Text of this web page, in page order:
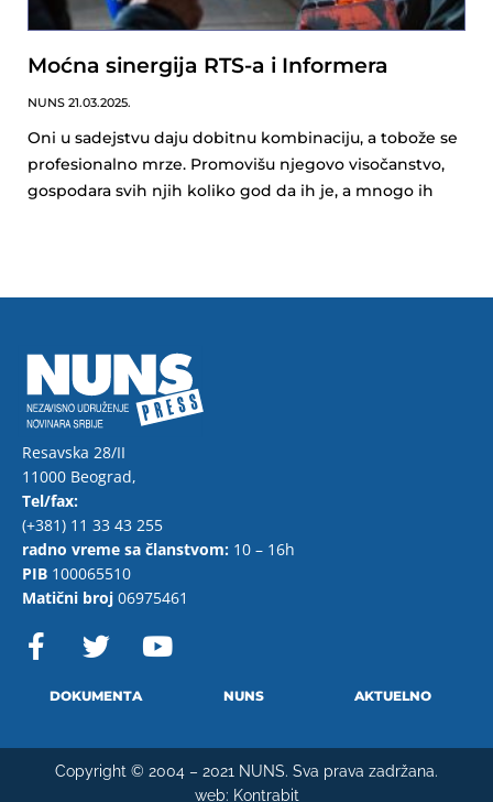
Moćna sinergija RTS-a i Informera
NUNS 21.03.2025.
Oni u sadejstvu daju dobitnu kombinaciju, a tobože se
profesionalno mrze. Promovišu njegovo visočanstvo,
gospodara svih njih koliko god da ih je, a mnogo ih
Resavska 28/II
11000 Beograd,
Tel/fax:
(+381) 11 33 43 255
radno vreme sa članstvom: 10 – 16h
PIB 100065510
Matični broj 06975461
F
a
o
w
t
e
r
o
b
e
DOKUMENTA NUNS AKTUELNO
Copyright © 2004 – 2021 NUNS. Sva prava zadržana.
web: Kontrabit